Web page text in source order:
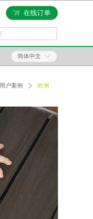
ꁈ 在线订单
ꀅ
简体中文
户案例 ꄲ 欧洲